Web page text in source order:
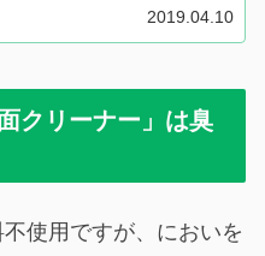
2019.04.10
クリーナー」は臭
使用ですが、においを